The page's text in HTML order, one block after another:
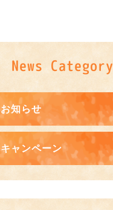
News Category
お知らせ
キャンペーン